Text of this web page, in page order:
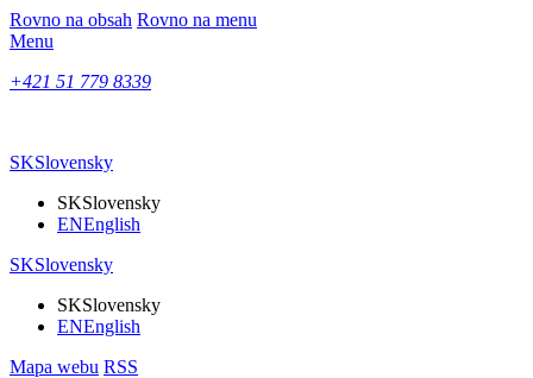
Rovno na obsah Rovno na menu
Menu
+421 51 779 8339
SKSlovensky
SKSlovensky
ENEnglish
SKSlovensky
SKSlovensky
ENEnglish
Mapa webu RSS